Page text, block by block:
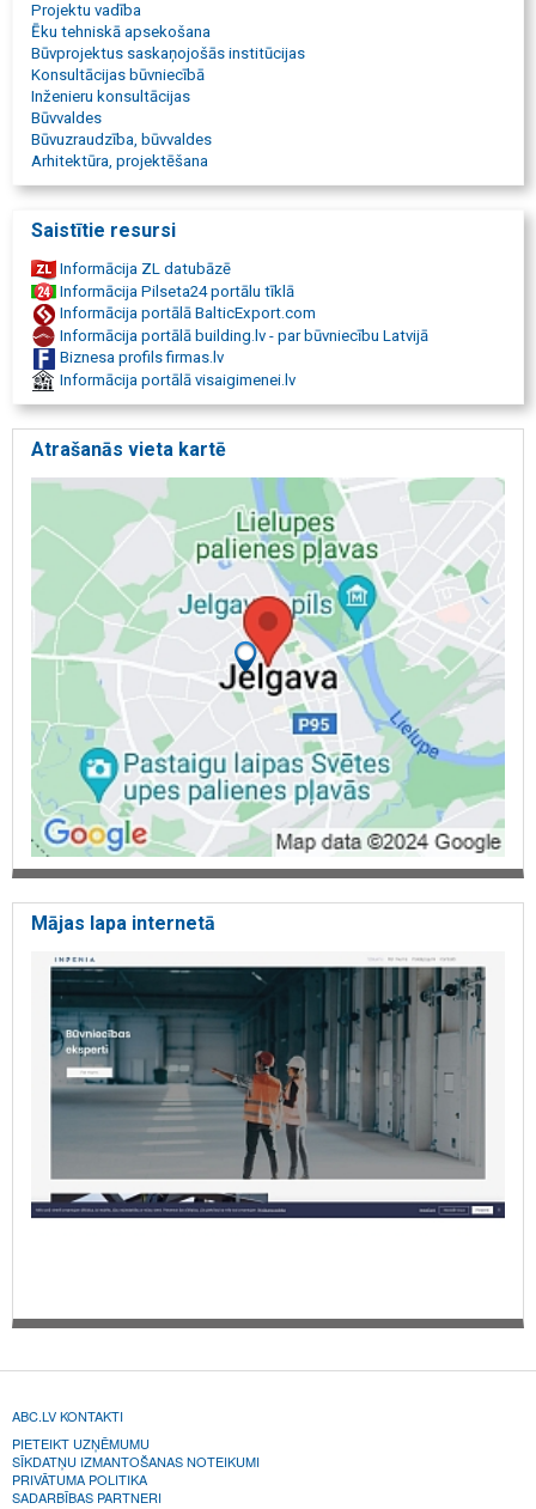
tāmes, mājas nodošana ekspluatācijā, būvdarbu vadīšana Jelgavā,
būvinženieris
Projektu vadība
Ēku tehniskā apsekošana
Būvprojektus saskaņojošās institūcijas
Konsultācijas būvniecībā
Inženieru konsultācijas
Būvvaldes
Būvuzraudzība, būvvaldes
Arhitektūra, projektēšana
Saistītie resursi
Informācija ZL datubāzē
Informācija Pilseta24 portālu tīklā
Informācija portālā BalticExport.com
Informācija portālā building.lv - par būvniecību Latvijā
Biznesa profils firmas.lv
Informācija portālā visaigimenei.lv
Atrašanās vieta kartē
Mājas lapa internetā
ABC.LV KONTAKTI
PIETEIKT UZŅĒMUMU
SĪKDATŅU IZMANTOŠANAS NOTEIKUMI
PRIVĀTUMA POLITIKA
SADARBĪBAS PARTNERI